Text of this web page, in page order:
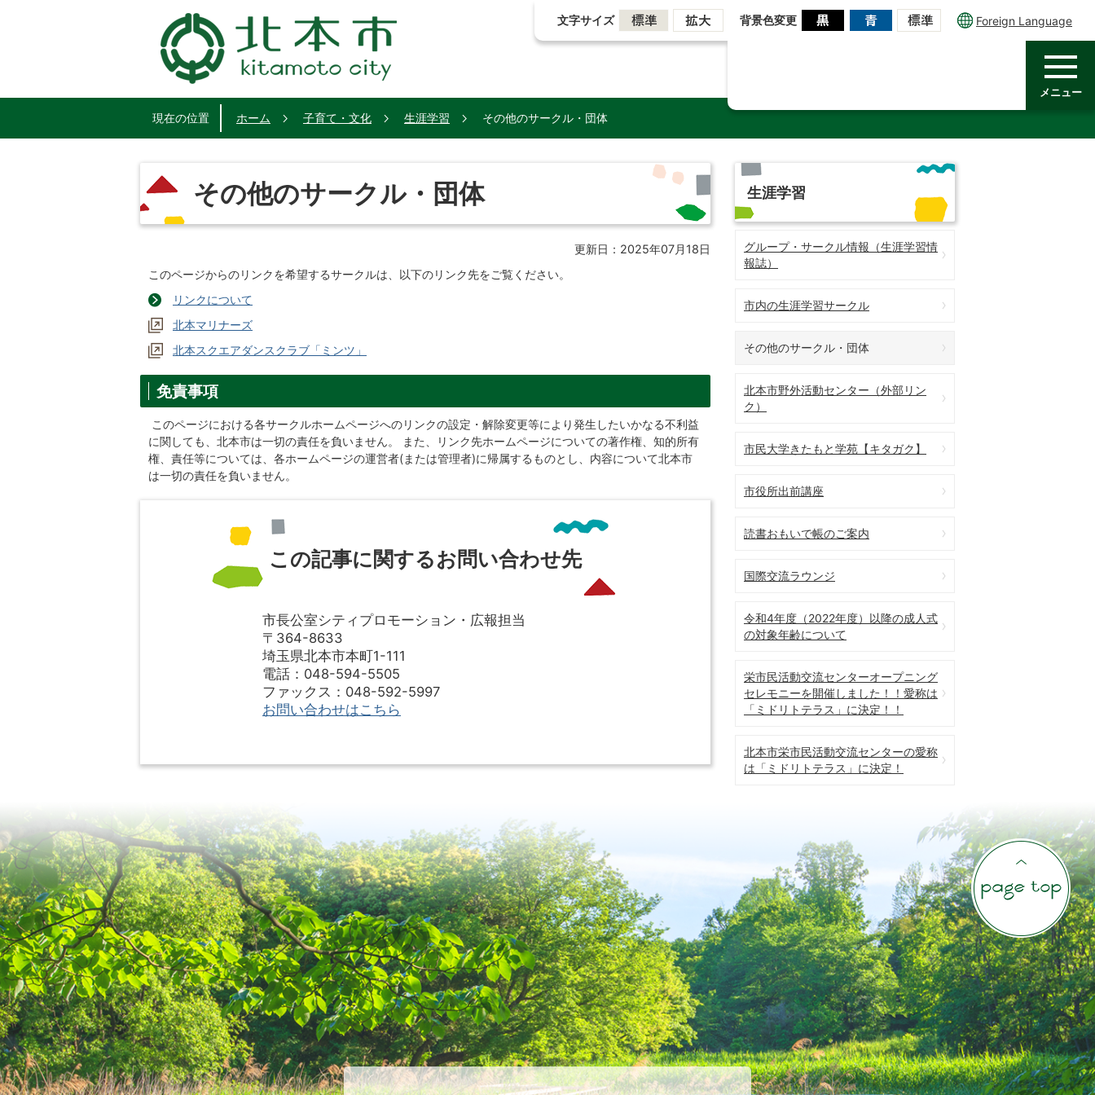
文字サイズ 背景色変更 Foreign Language
メニュー
現在の位置 ホーム 子育て・文化 生涯学習 その他のサークル・団体
その他のサークル・団体
更新日：2025年07月18日
このページからのリンクを希望するサークルは、以下のリンク先をご覧ください。
リンクについて
北本マリナーズ
北本スクエアダンスクラブ「ミンツ」
免責事項
このページにおける各サークルホームページへのリンクの設定・解除変更等により発生したいかなる不利益
に関しても、北本市は一切の責任を負いません。 また、リンク先ホームページについての著作権、知的所有
権、責任等については、各ホームページの運営者(または管理者)に帰属するものとし、内容について北本市
は一切の責任を負いません。
この記事に関するお問い合わせ先
市長公室シティプロモーション・広報担当
〒364-8633
埼玉県北本市本町1-111
電話：048-594-5505
ファックス：048-592-5997
お問い合わせはこちら
生涯学習
グループ・サークル情報（生涯学習情
報誌）
市内の生涯学習サークル
その他のサークル・団体
北本市野外活動センター（外部リン
ク）
市民大学きたもと学苑【キタガク】
市役所出前講座
読書おもいで帳のご案内
国際交流ラウンジ
令和4年度（2022年度）以降の成人式
の対象年齢について
栄市民活動交流センターオープニング
セレモニーを開催しました！！愛称は
「ミドリトテラス」に決定！！
北本市栄市民活動交流センターの愛称
は「ミドリトテラス」に決定！